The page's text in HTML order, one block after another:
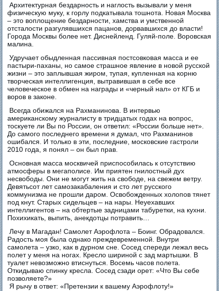
Архитектурная бездарность и наглость вызывали у меня
физическую муку, к горлу подкатывала тошнота. Новая Москва
– это воплощение бездарности, хамства и умственной
отсталости разгулявшихся пацанов, дорвавшихся до власти!
Города Москвы более нет. Диснейленд. Гуляй-поле. Воровская
малина.
Удручает обыдленная пассивная постсовковая масса и ее
пастыри-паханы, но самое страшное явление в новой русской
жизни – это заплывшая жиром, тупая, купленная на корню
творческая интеллигенция, вытравившая в себе все
человеческое в обмен на награды и «черный нал» от КГБ и
воров в законе.
Всегда обижался на Рахманинова. В интервью
американскому журналисту в тридцатых годах на вопрос,
тоскуете ли Вы по России, он ответил: «России больше нет».
До самого последнего времени я думал, что Рахманинов
ошибался. И только в эти, последние, московские гастроли
2010 года, я понял – он был прав.
Основная масса москвичей приспособилась к отсутствию
атмосферы в мегаполисе. Им приятен гнилостный дух
несвободы. Они не могут жить на свободе, на свежем ветру.
Девятьсот лет самозакабаления и сто лет русского
коммунизма не прошли даром. Освобожденных холопов тянет
под кнут. Старых сидельцев – на нары. Неуехавших
интеллигентов – на обтертые задницами табуретки, на кухни.
Похихикать, выпить, анекдотцы потравить…
Лечу в Магадан! Самолет Аэрофлота – Боинг. Обрадовался.
Радость моя была однако преждевременной. Внутри
самолета – узко, как в дурном сне. Сосед спереди лежал весь
полет у меня на ногах. Кресло шириной с зад мартышки. В
туалет невозможно втиснуться. Восемь часов полета.
Откидываю спинку кресла. Сосeд сзади орет: «Что Вы себе
позволяете?»
Я рычу в ответ: «Претензии к вашему Аэрофлоту!»